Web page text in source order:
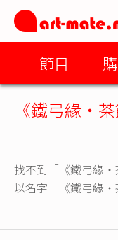
節目
《鐵弓緣‧茶
找不到「《鐵弓緣‧
以名字「《鐵弓緣‧